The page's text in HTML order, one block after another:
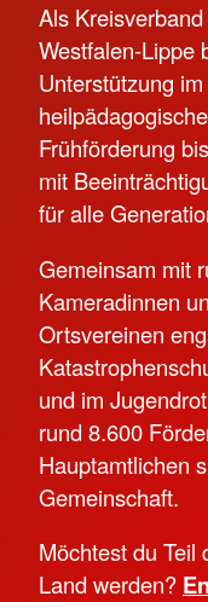
Als
Westfalen-Lippe
Unterstützung
Frühförderung
mit
für alle
Gemeinsam mit
Kameradinnen
Ortsvereinen
und im
rund 8.600
Hauptamtlichen
Gemeinschaft.
Möchtest du Teil
Land werden?